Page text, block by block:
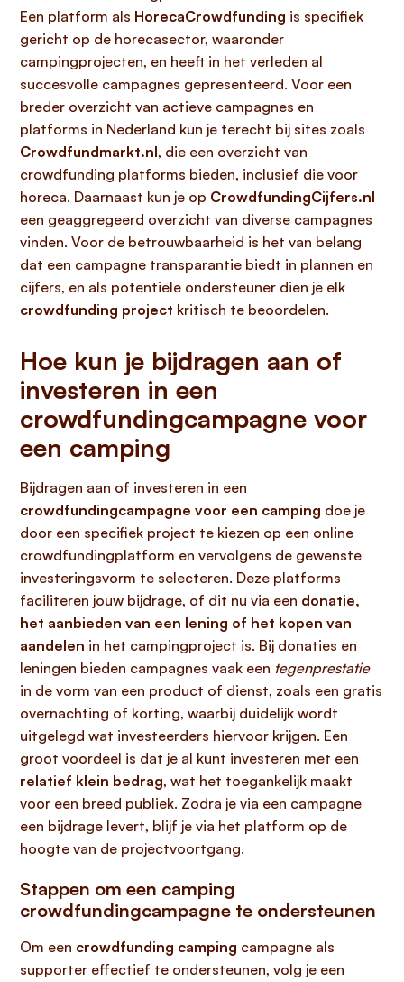
Een platform als HorecaCrowdfunding is specifiek
gericht op de horecasector, waaronder
campingprojecten, en heeft in het verleden al
succesvolle campagnes gepresenteerd. Voor een
breder overzicht van actieve campagnes en
platforms in Nederland kun je terecht bij sites zoals
Crowdfundmarkt.nl, die een overzicht van
crowdfunding platforms bieden, inclusief die voor
horeca. Daarnaast kun je op CrowdfundingCijfers.nl
een geaggregeerd overzicht van diverse campagnes
vinden. Voor de betrouwbaarheid is het van belang
dat een campagne transparantie biedt in plannen en
cijfers, en als potentiële ondersteuner dien je elk
crowdfunding project kritisch te beoordelen.
Hoe kun je bijdragen aan of
investeren in een
crowdfundingcampagne voor
een camping
Bijdragen aan of investeren in een
crowdfundingcampagne voor een camping doe je
door een specifiek project te kiezen op een online
crowdfundingplatform en vervolgens de gewenste
investeringsvorm te selecteren. Deze platforms
faciliteren jouw bijdrage, of dit nu via een donatie,
het aanbieden van een lening of het kopen van
aandelen in het campingproject is. Bij donaties en
leningen bieden campagnes vaak een tegenprestatie
in de vorm van een product of dienst, zoals een gratis
overnachting of korting, waarbij duidelijk wordt
uitgelegd wat investeerders hiervoor krijgen. Een
groot voordeel is dat je al kunt investeren met een
relatief klein bedrag, wat het toegankelijk maakt
voor een breed publiek. Zodra je via een campagne
een bijdrage levert, blijf je via het platform op de
hoogte van de projectvoortgang.
Stappen om een camping
crowdfundingcampagne te ondersteunen
Om een crowdfunding camping campagne als
supporter effectief te ondersteunen, volg je een